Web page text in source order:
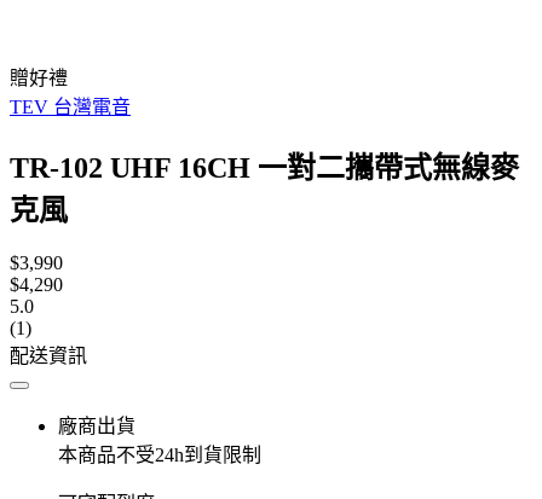
贈好禮
TEV 台灣電音
TR-102 UHF 16CH 一對二攜帶式無線麥
克風
$3,990
$4,290
5.0
(1)
配送資訊
廠商出貨
本商品不受24h到貨限制